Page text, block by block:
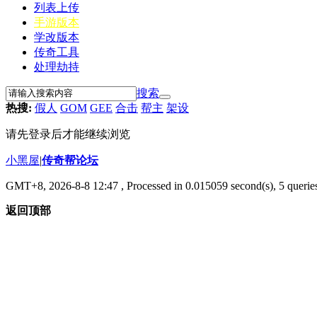
列表上传
手游版本
学改版本
传奇工具
处理劫持
搜索
热搜: 假人 GOM GEE 合击 帮主 架设
请先登录后才能继续浏览
小黑屋|传奇帮论坛
GMT+8, 2026-8-8 12:47 , Processed in 0.015059 second(s), 5
返回顶部